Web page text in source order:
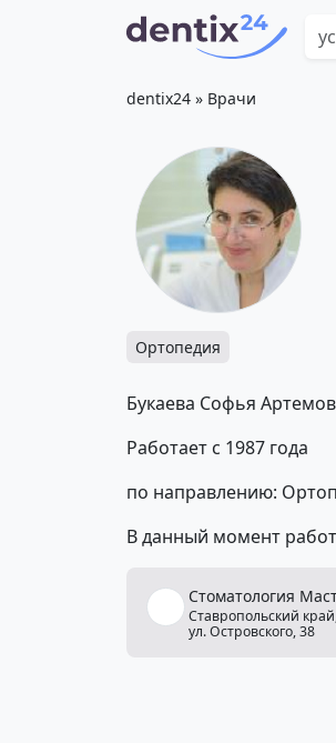
dentix24 » Врачи
Ортопедия
Букаева Софья
Работает с 1987 года
по направлению:
В данный момент
Стоматология
Ставропольский
ул. Островского, 38